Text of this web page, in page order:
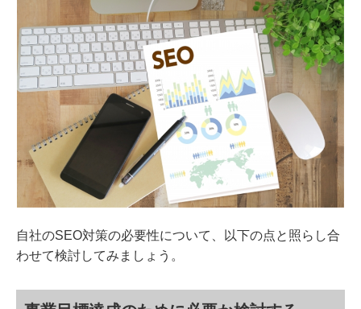
自社のSEO対策の必要性について、以下の点と照らし合
わせて検討してみましょう。